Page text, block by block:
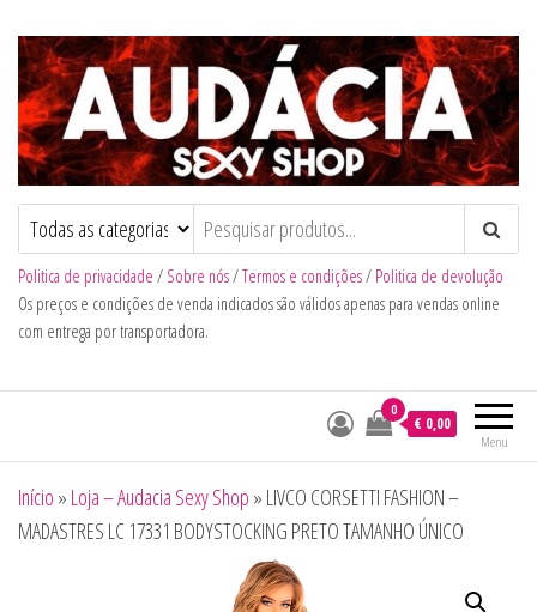
Audacia Sexy Shop
Politica de privacidade / Sobre nós/Termos e condições/ Politica de devolução
Os preços e condições de venda indicados são válidos apenas para vendas online
com entrega por transportadora.
Menu
0
€ 0,00
Início » Loja – Audacia Sexy Shop » LIVCO CORSETTI FASHION –
MADASTRES LC 17331 BODYSTOCKING PRETO TAMANHO ÚNICO